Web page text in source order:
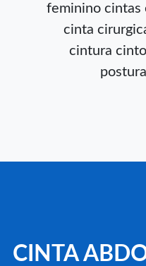
feminino cintas
cinta
cintura
CINTA